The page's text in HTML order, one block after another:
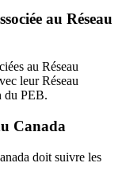
au Réseau
au Réseau
leur Réseau
du PEB.
Canada
doit suivre les